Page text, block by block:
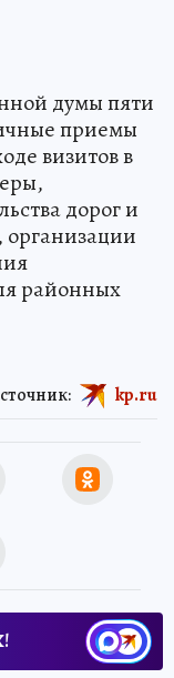
думы пяти
приемы
визитов в
дорог и
районных
kp.ru